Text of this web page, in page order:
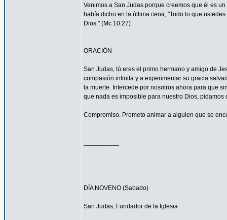
Venimos a San Judas porque creemos que él es
había dicho en la última cena, "Todo lo que
Dios." (Mc 10:27)
ORACIÓN
San Judas, tú eres el primo hermano y amigo de
compasión infinita y a experimentar su gracia
la muerte. Intercede por nosotros ahora para que
que nada es imposible para nuestro Dios,
Compromiso. Prometo animar a alguien que se
DÍA NOVENO (Sabado)
San Judas, Fundador de la Iglesia